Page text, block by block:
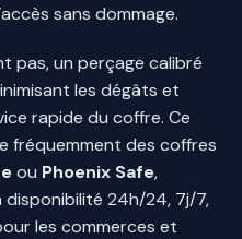
sans dommage.
pas, un perçage calibré
les dégâts et
rapide du coffre. Ce
fréquemment des coffres
ou Phoenix Safe,
disponibilité 24h/24, 7j/7,
les commerces et